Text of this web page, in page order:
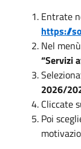
Entrate
https://
Nel
“Servizi
2026/
Cliccate
Poi